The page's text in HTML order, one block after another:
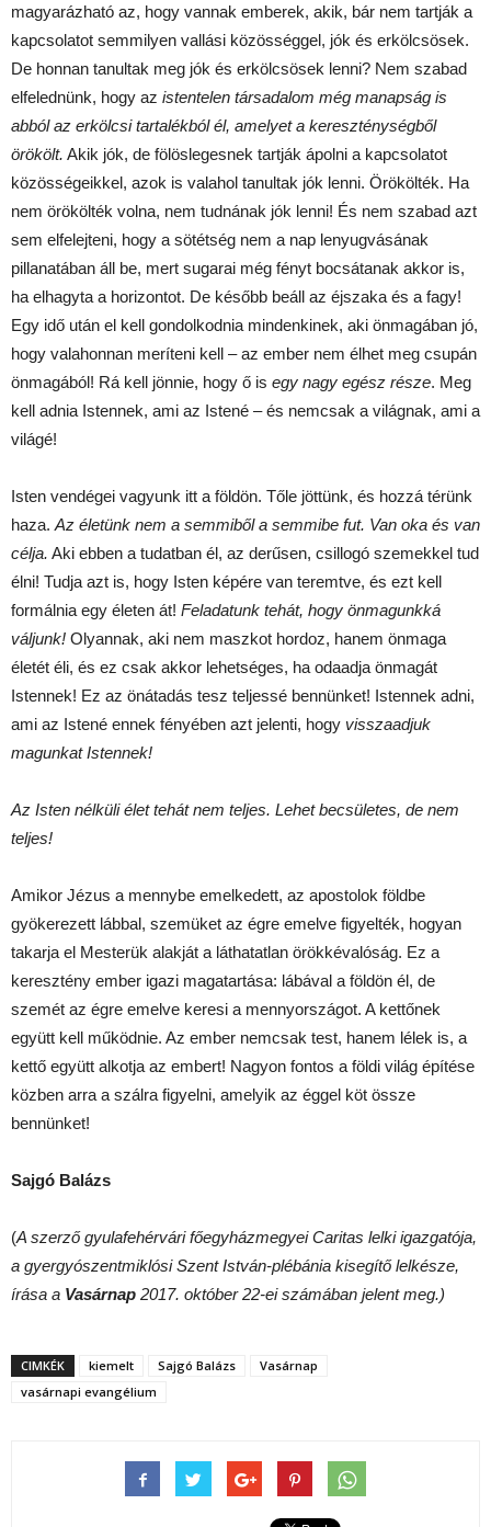
magyarázható az, hogy vannak emberek, akik, bár nem tartják a
kapcsolatot semmilyen vallási közösséggel, jók és erkölcsösek.
De honnan tanultak meg jók és erkölcsösek lenni? Nem szabad
elfelednünk, hogy az istentelen társadalom még manapság is
abból az erkölcsi tartalékból él, amelyet a kereszténységből
örökölt. Akik jók, de fölöslegesnek tartják ápolni a kapcsolatot
közösségeikkel, azok is valahol tanultak jók lenni. Örökölték. Ha
nem örökölték volna, nem tudnának jók lenni! És nem szabad azt
sem elfelejteni, hogy a sötétség nem a nap lenyugvásának
pillanatában áll be, mert sugarai még fényt bocsátanak akkor is,
ha elhagyta a horizontot. De később beáll az éjszaka és a fagy!
Egy idő után el kell gondolkodnia mindenkinek, aki önmagában jó,
hogy valahonnan meríteni kell – az ember nem élhet meg csupán
önmagából! Rá kell jönnie, hogy ő is egy nagy egész része. Meg
kell adnia Istennek, ami az Istené – és nemcsak a világnak, ami a
világé!
Isten vendégei vagyunk itt a földön. Tőle jöttünk, és hozzá térünk
haza. Az életünk nem a semmiből a semmibe fut. Van oka és van
célja. Aki ebben a tudatban él, az derűsen, csillogó szemekkel tud
élni! Tudja azt is, hogy Isten képére van teremtve, és ezt kell
formálnia egy életen át! Feladatunk tehát, hogy önmagunkká
váljunk! Olyannak, aki nem maszkot hordoz, hanem önmaga
életét éli, és ez csak akkor lehetséges, ha odaadja önmagát
Istennek! Ez az önátadás tesz teljessé bennünket! Istennek adni,
ami az Istené ennek fényében azt jelenti, hogy visszaadjuk
magunkat Istennek!
Az Isten nélküli élet tehát nem teljes. Lehet becsületes, de nem
teljes!
Amikor Jézus a mennybe emelkedett, az apostolok földbe
gyökerezett lábbal, szemüket az égre emelve figyelték, hogyan
takarja el Mesterük alakját a láthatatlan örökkévalóság. Ez a
keresztény ember igazi magatartása: lábával a földön él, de
szemét az égre emelve keresi a mennyországot. A kettőnek
együtt kell működnie. Az ember nemcsak test, hanem lélek is, a
kettő együtt alkotja az embert! Nagyon fontos a földi világ építése
közben arra a szálra figyelni, amelyik az éggel köt össze
bennünket!
Sajgó Balázs
(A szerző gyulafehérvári főegyházmegyei Caritas lelki igazgatója,
a gyergyószentmiklósi Szent István-plébánia kisegítő lelkésze,
írása a Vasárnap 2017. október 22-ei számában jelent meg.)
CIMKÉK kiemelt Sajgó Balázs
Vasárnap
vasárnapi evangélium